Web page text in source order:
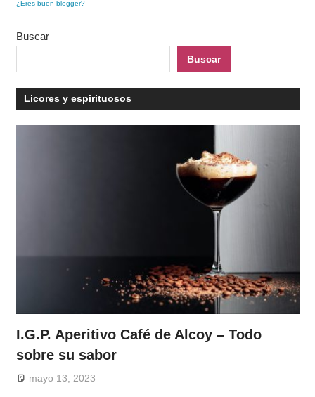
¿Eres buen blogger?
Buscar
Buscar
Licores y espirituosos
I.G.P. Aperitivo Café de Alcoy – Todo
sobre su sabor
mayo 13, 2023